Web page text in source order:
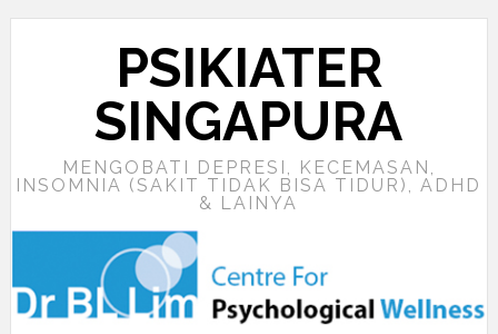
PSIKIATER
SINGAPURA
MENGOBATI DEPRESI, KECEMASAN,
INSOMNIA (SAKIT TIDAK BISA TIDUR), ADHD
& LAINYA